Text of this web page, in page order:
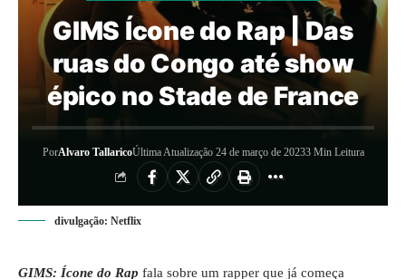
GIMS Ícone do Rap | Das
ruas do Congo até show
épico no Stade de France
PorAlvaro TallaricoÚltima Atualização 24 de março de 20233 Min Leitura
divulgação: Netflix
GIMS: Ícone do Rap fala sobre um rapper que já começa